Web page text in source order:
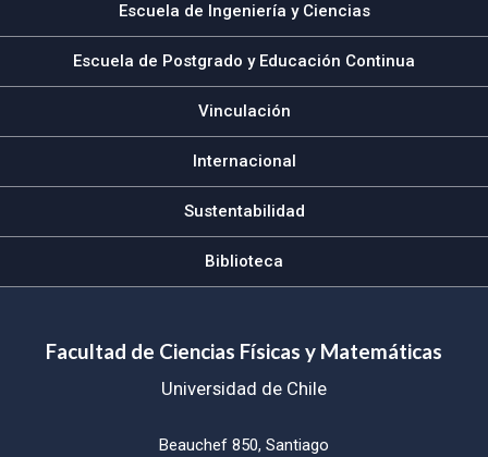
Escuela de Ingeniería y Ciencias
Escuela de Postgrado y Educación Continua
Vinculación
Internacional
Sustentabilidad
Biblioteca
Facultad de Ciencias Físicas y Matemáticas
Universidad de Chile
Beauchef 850, Santiago